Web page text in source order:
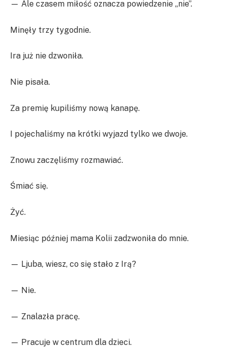
— Ale czasem miłość oznacza powiedzenie „nie”.
Minęły trzy tygodnie.
Ira już nie dzwoniła.
Nie pisała.
Za premię kupiliśmy nową kanapę.
I pojechaliśmy na krótki wyjazd tylko we dwoje.
Znowu zaczęliśmy rozmawiać.
Śmiać się.
Żyć.
Miesiąc później mama Kolii zadzwoniła do mnie.
— Ljuba, wiesz, co się stało z Irą?
— Nie.
— Znalazła pracę.
— Pracuje w centrum dla dzieci.